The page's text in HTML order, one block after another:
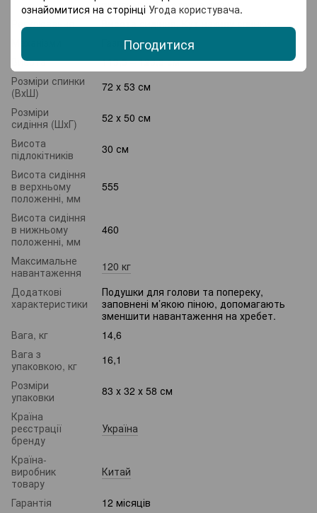
ознайомитися на сторінці Угода користувача.
Погодитися
підтримка, Підставка для ніг
Газліфт
Висота
113,5 – 123,5 см
Розміри спинки
(ВхШ)
72 х 53 см
Розміри
сидіння (ШхГ)
52 х 50 см
Висота
підлокітників
30 см
Висота сидіння
в верхньому
положенні, мм
555
Висота сидіння
в нижньому
положенні, мм
460
Максимальне
навантаження
120 кг
Додаткові
характеристики
Подушки для голови та попереку,
заповнені м’якою піною, допомагають
зменшити навантаження на хребет.
Вага, кг
14,6
Вага з
упаковкою, кг
16,1
Розміри
упаковки
83 х 32 х 58 см
Країна
реєстрації
бренду
Україна
Країна-
виробник
товару
Китай
Гарантія
12 місяців